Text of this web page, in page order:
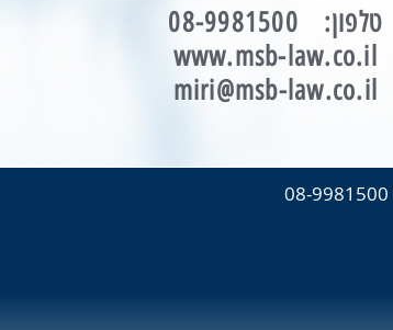
08-9981500
www.msb-law.co.il
miri@msb-law.co.il